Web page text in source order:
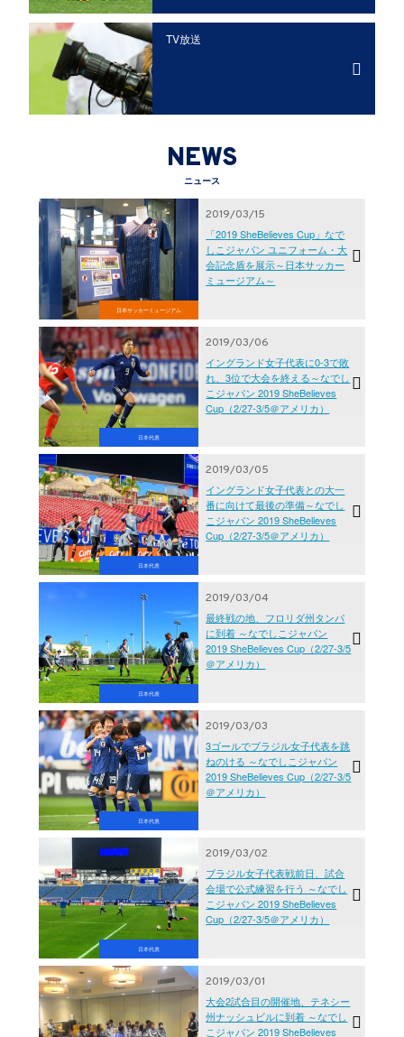
TV放送
NEWS
ニュース
日本サッカーミュージアム
2019/03/15
「2019 SheBelieves Cup」なで
しこジャパン ユニフォーム・大
会記念盾を展示～日本サッカー
ミュージアム～
日本代表
2019/03/06
イングランド女子代表に0-3で敗
れ、3位で大会を終える～なでし
こジャパン 2019 SheBelieves
Cup（2/27-3/5＠アメリカ）
日本代表
2019/03/05
イングランド女子代表との大一
番に向けて最後の準備～なでし
こジャパン 2019 SheBelieves
Cup（2/27-3/5＠アメリカ）
日本代表
2019/03/04
最終戦の地、フロリダ州タンパ
に到着 ～なでしこジャパン
2019 SheBelieves Cup（2/27-3/5
＠アメリカ）
日本代表
2019/03/03
3ゴールでブラジル女子代表を跳
ねのける ～なでしこジャパン
2019 SheBelieves Cup（2/27-3/5
＠アメリカ）
日本代表
2019/03/02
ブラジル女子代表戦前日、試合
会場で公式練習を行う ～なでし
こジャパン 2019 SheBelieves
Cup（2/27-3/5＠アメリカ）
2019/03/01
大会2試合目の開催地、テネシー
州ナッシュビルに到着 ～なでし
こジャパン 2019 SheBelieves